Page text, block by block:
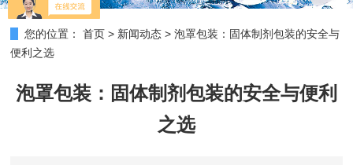
您的位置： 首页 > 新闻动态 >泡罩包装：固体制剂包装的安全与
便利之选
泡罩包装：固体制剂包装的安全与便利
之选